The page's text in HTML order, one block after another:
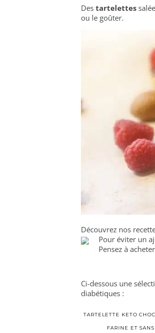
Des tartelettes
ou le goûter.
Découvrez nos
Pour éviter un
Pensez à
Ci-dessous une
diabétiques :
TARTELETTE KETO
FARINE ET